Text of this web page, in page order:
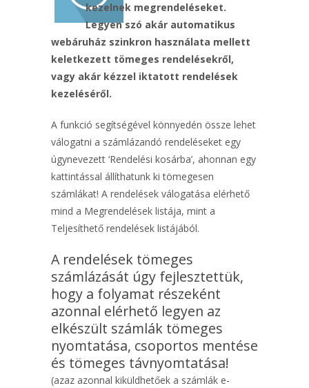
kezelnek megrendeléseket.
Legyen szó akár automatikus
webáruház szinkron használata mellett
keletkezett tömeges rendelésekről,
vagy akár kézzel iktatott rendelések
kezeléséről.
A funkció segítségével könnyedén össze lehet
válogatni a számlázandó rendeléseket egy
úgynevezett ‘Rendelési kosárba’, ahonnan egy
kattintással állíthatunk ki tömegesen
számlákat! A rendelések válogatása elérhető
mind a Megrendelések listája, mint a
Teljesíthető rendelések listájából.
A rendelések tömeges
számlázását úgy fejlesztettük,
hogy a folyamat részeként
azonnal elérhető legyen az
elkészült számlák tömeges
nyomtatása, csoportos mentése
és tömeges távnyomtatása!
(azaz azonnal kiküldhetőek a számlák e-